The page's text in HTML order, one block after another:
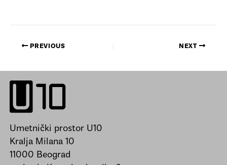
PREVIOUS NEXT
Umetnički prostor U10
Kralja Milana 10
11000 Beograd